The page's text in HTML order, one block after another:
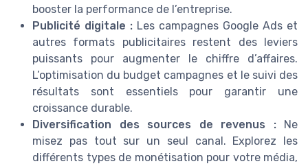
booster la performance de l’entreprise.
Publicité digitale : Les campagnes Google Ads et
autres formats publicitaires restent des leviers
puissants pour augmenter le chiffre d’affaires.
L’optimisation du budget campagnes et le suivi des
résultats sont essentiels pour garantir une
croissance durable.
Diversification des sources de revenus :Ne
misez pas tout sur un seul canal. Explorez les
différents types de monétisation pour votre média,